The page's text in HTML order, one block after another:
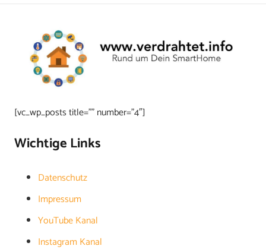
[vc_wp_posts title=”” number=”4″]
Wichtige Links
Datenschutz
Impressum
YouTube Kanal
Instagram Kanal